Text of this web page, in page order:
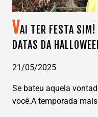
JÁ
DE
PORTAS
ABERTAS!
VAI TER FESTA SIM!
DATAS DA
21/05/2025
Se bateu aquela
você.A temporada